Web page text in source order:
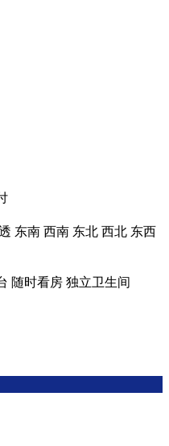
东南 西南 东北 西北 东西
随时看房 独立卫生间